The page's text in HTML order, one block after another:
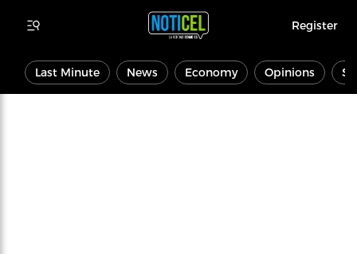
Register
Last Minute News Economy Opinions